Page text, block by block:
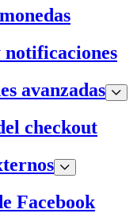
notificaciones
avanzadas
checkout
Facebook